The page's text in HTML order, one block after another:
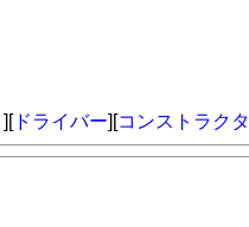
][ドライバー][コンストラクタ